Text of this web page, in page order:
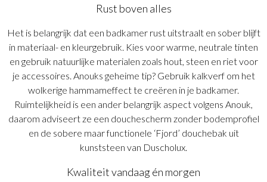
Rust boven alles
Het is belangrijk dat een badkamer rust uitstraalt en sober blijft
in materiaal- en kleurgebruik. Kies voor warme, neutrale tinten
en gebruik natuurlijke materialen zoals hout, steen en riet voor
je accessoires. Anouks geheime tip? Gebruik kalkverf om het
wolkerige hammameffect te creëren in je badkamer.
Ruimtelijkheid is een ander belangrijk aspect volgens Anouk,
daarom adviseert ze een douchescherm zonder bodemprofiel
en de sobere maar functionele ‘Fjord’ douchebak uit
kunststeen van Duscholux.
Kwaliteit vandaag én morgen